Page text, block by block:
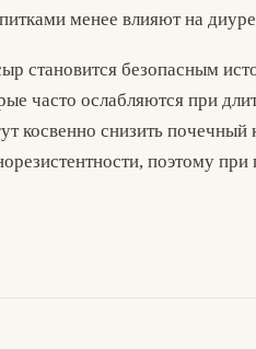
менее влияют на
становится безопасным
часто ослабляются при
косвенно снизить почечный
поэтому